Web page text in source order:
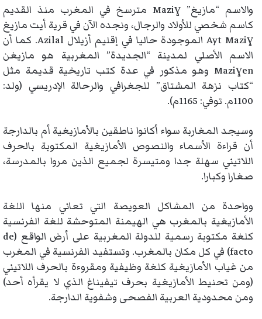
والاسم “مازيغ” Maziɣ مترسخ في المغرب منذ القديم
كاسم شخصي للأولاد والرجال، ونجده الآن في قرية أيت مازيغ
Ayt Maziɣ الموجودة حاليا في إقليم أزيلال Azilal. كما أن
الاسم الأصلي لمدينة “الجديدة” المغربية هو مازيغن
Maziɣen وهو مذكور في عدة كتب تاريخية قديمة مثل
“كتاب نزهة المشتاق” للجغرافي والرحالة الإدريسي (ولد:
1100م. توفي: 1165م).
وسيجد المغاربة سواء أكانوا ناطقين بالأمازيغية أم بالدارجة
أن قراءة الأسماء والنصوص الأمازيغية المكتوبة بالحرف
اللاتيني سهلة جدا ومتيسرة لجميع الذين مروا بالمدرسة،
صغارا وكبارا.
وواحدة من المشاكل العويصة التي تعاني منها اللغة
الأمازيغية بالمغرب هي الهيمنة المتوحشة للغة الفرنسية
كلغة مكتوبة رسمية للدولة المغربية على أرض الواقع (de
facto) في كل مكان بالمغرب. وتستفيد الفرنسية في المغرب
من غياب الأمازيغية كلغة وظيفية ومقروءة بالحرف اللاتيني
(ومن تحنيط الأمازيغية بحرف تيفيناغ الذي لا يقرأه أحد)
ومن محدودية العربية الفصحى وشفوية الدارجة.